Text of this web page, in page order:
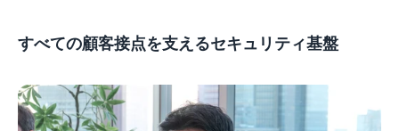
すべての顧客接点を支えるセキュリティ基盤